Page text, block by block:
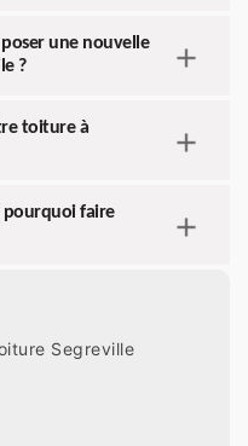
une nouvelle
?
toiture à
pourquoi faire
Segreville